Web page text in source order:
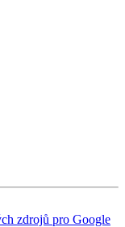
zdrojů pro Google